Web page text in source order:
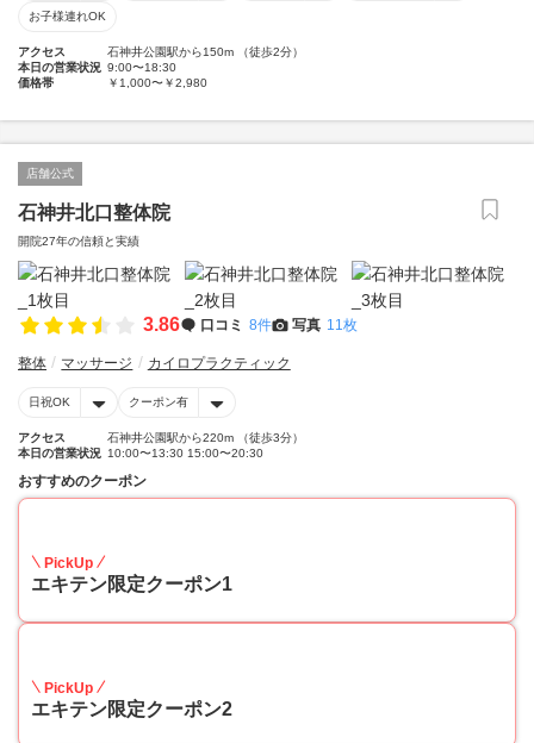
お子様連れOK
アクセス
石神井公園駅から150m （徒歩2分）
本日の営業状況 9:00〜18:30
価格帯
￥1,000〜￥2,980
店舗公式
石神井北口整体院
開院27年の信頼と実績
3.86 口コミ 8件 写真 11枚
整体 マッサージ カイロプラクティック
日祝OK クーポン有
アクセス
石神井公園駅から220m （徒歩3分）
本日の営業状況 10:00〜13:30 15:00〜20:30
おすすめのクーポン
PickUp
エキテン限定クーポン1
PickUp
エキテン限定クーポン2